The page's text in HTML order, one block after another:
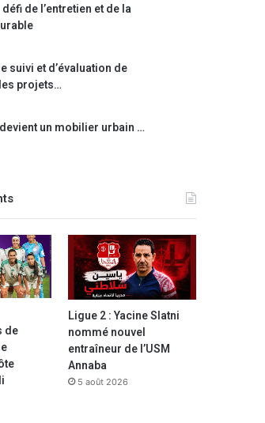
de l’entretien et de la
suivi et d’évaluation de
projets…
un mobilier urbain …
de
Ligue 2 : Yacine Slatni
nommé nouvel
entraîneur de l’USM
Annaba
5 août 2026